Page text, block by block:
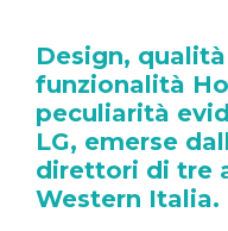
Design,
funzionalità
peculiarità
LG, emerse
direttori di tre
Western Italia.